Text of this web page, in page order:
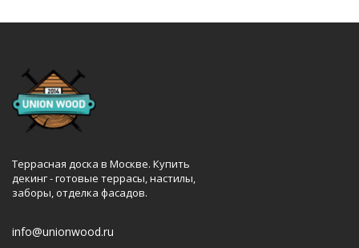
Террасная доска в Москве. Купить
декинг - готовые террасы, настилы,
заборы, отделка фасадов.
info@unionwood.ru